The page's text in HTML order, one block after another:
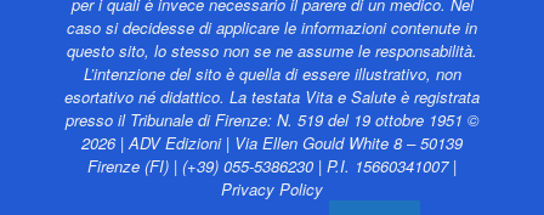
caso si decidesse di applicare le informazioni contenute in
questo sito, lo stesso non se ne assume le responsabilità.
L’intenzione del sito è quella di essere illustrativo, non
esortativo né didattico. La testata Vita e Salute è registrata
presso il Tribunale di Firenze: N. 519 del 19 ottobre 1951 ©
2026 | ADV Edizioni | Via Ellen Gould White 8 – 50139
Firenze (FI) | (+39) 055-5386230 | P.I. 15660341007 |
Privacy Policy